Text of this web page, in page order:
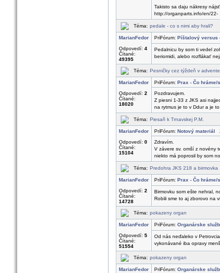
Takisto sa daju nákresy
http://organparts.info/en/22-
Téma: pedale - co s nimi aby hrali?
MarianFedor
Odpovedí: 4
Čítané:
49395
Fórum: Píštalový versus
Pedalnicu by som ti vedel
beriomidi, alebo rozflákať
Téma: Pesničky cez týždeň v advente
MarianFedor
Odpovedí: 2
Čítané:
18020
Fórum: Prax - Čo hráme/
Pozdravujem.
Z piesni 1-33 z JKS asi
na rytmus je to v Ddur a je
Téma: Piesaň k Trnavskej P.M.
MarianFedor
Odpovedí: 0
Čítané:
15104
Fórum: Notový materiál
Zdravím.
V závere sv. omší z novény
niekto má poprosil by som
Téma: Predohra JKS 218 a birmovka
MarianFedor
Odpovedí: 2
Čítané:
14728
Fórum: Prax - Čo hráme/
Birmovku som ešte nehral,
Robili sme to aj zborovo na
Téma: pokazeny organ
MarianFedor
Odpovedí: 5
Čítané:
51554
Fórum: Organárske
Od nás neďaleko v
vykonávané iba opravy
Téma: pokazeny organ
MarianFedor
Fórum: Organárske